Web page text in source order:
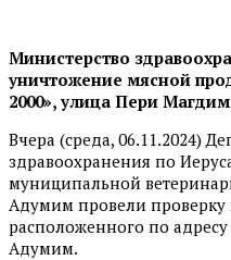
Министерство
уничтожение мясной
2000», улица Пери
Вчера (среда, 06.11.2024)
здравоохранения по
муниципальной
Адумим провели проверку
расположенного по
Адумим.